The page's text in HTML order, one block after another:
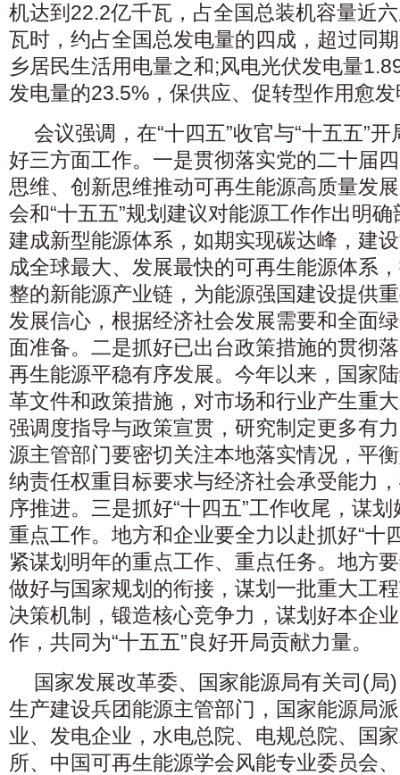
机达到22.2亿千瓦，占全国总装机容量近
瓦时，约占全国总发电量的四成，超过同
乡居民生活用电量之和;风电光伏发电量
发电量的23.5%，保供应、促转型作用愈
会议强调，在“十四五”收官与“十五五”
好三方面工作。一是贯彻落实党的二十届
思维、创新思维推动可再生能源高质量发
会和“十五五”规划建议对能源工作作出明确
建成新型能源体系，如期实现碳达峰，建
成全球最大、发展最快的可再生能源体系
整的新能源产业链，为能源强国建设提供
发展信心，根据经济社会发展需要和全面
面准备。二是抓好已出台政策措施的贯彻
再生能源平稳有序发展。今年以来，国家
革文件和政策措施，对市场和行业产生重
强调度指导与政策宣贯，研究制定更多有
源主管部门要密切关注本地落实情况，平
纳责任权重目标要求与经济社会承受能力
序推进。三是抓好“十四五”工作收尾，谋划
重点工作。地方和企业要全力以赴抓好“十
紧谋划明年的重点工作、重点任务。地方
做好与国家规划的衔接，谋划一批重大工
决策机制，锻造核心竞争力，谋划好本企
作，共同为“十五五”良好开局贡献力量。
国家发展改革委、国家能源局有关司(
生产建设兵团能源主管部门，国家能源局
业、发电企业，水电总院、电规总院、国
所、中国可再生能源学会风能专业委员会